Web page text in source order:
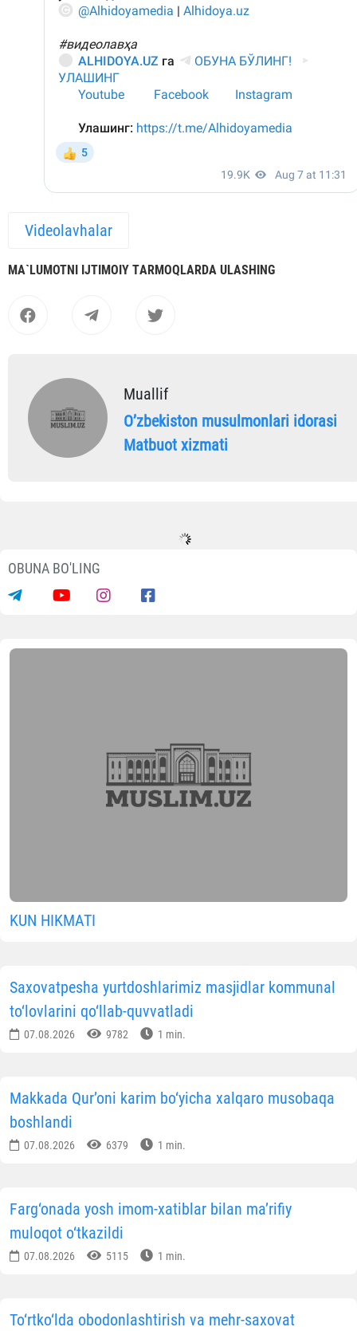
Videolavhalar
MА`LUMOTNI IJTIMOIY TАRMOQLАRDА ULАSHING
Muallif
Oʼzbekiston musulmonlari idorasi
Matbuot xizmati
OBUNA BO'LING
KUN HIKMATI
Saxovatpesha yurtdoshlarimiz masjidlar kommunal
to‘lovlarini qo‘llab-quvvatladi
07.08.2026 9782 1 min.
Makkada Qur’oni karim bo‘yicha xalqaro musobaqa
boshlandi
07.08.2026 6379 1 min.
Farg‘onada yosh imom-xatiblar bilan ma’rifiy
muloqot o‘tkazildi
07.08.2026 5115 1 min.
To‘rtko‘lda obodonlashtirish va mehr-saxovat